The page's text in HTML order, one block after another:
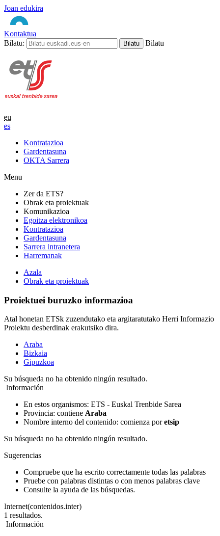
Joan edukira
Kontaktua
Bilatu:
Bilatu
eu
es
Kontratazioa
Gardentasuna
OKTA Sarrera
Menu
Zer da ETS?
Obrak eta proiektuak
Komunikazioa
Egoitza elektronikoa
Kontratazioa
Gardentasuna
Sarrera intranetera
Harremanak
Azala
Obrak eta proiektuak
Proiektuei buruzko informazioa
Atal honetan ETSk zuzendutako eta argitaratutako Herri Informazio
Proiektu desberdinak erakutsiko dira.
Araba
Bizkaia
Gipuzkoa
Su búsqueda no ha obtenido ningún resultado.
Información
En estos organismos: ETS - Euskal Trenbide Sarea
Provincia: contiene Araba
Nombre interno del contenido: comienza poretsip
Su búsqueda no ha obtenido ningún resultado.
Sugerencias
Compruebe que ha escrito correctamente todas las palabras
Pruebe con palabras distintas o con menos palabras clave
Consulte la ayuda de las búsquedas.
Internet(contenidos.inter)
1 resultados.
Información